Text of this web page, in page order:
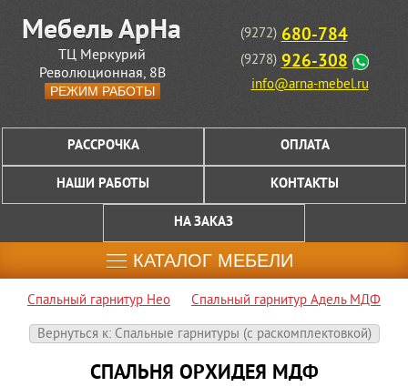
ТЦ Меркурий
Революционная, 8В
РЕЖИМ РАБОТЫ
(9272) 680-784
(9278) 926-308
info@arna-mebel.ru
РАССРОЧКА ОПЛАТА
НАШИ РАБОТЫ КОНТАКТЫ
НА ЗАКАЗ
КАТАЛОГ МЕБЕЛИ
Спальный гарнитур Нео
Спальный гарнитур Адель МДФ
Вернуться к: Спальные гарнитуры (c раскомплектовкой)
СПАЛЬНЯ ОРХИДЕЯ МДФ